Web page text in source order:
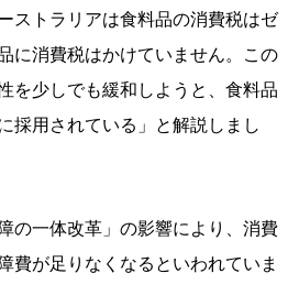
ストラリアは食料品の消費税はゼ
に消費税はかけていません。この
を少しでも緩和しようと、食料品
採用されている」と解説しまし
の一体改革」の影響により、消費
費が足りなくなるといわれていま